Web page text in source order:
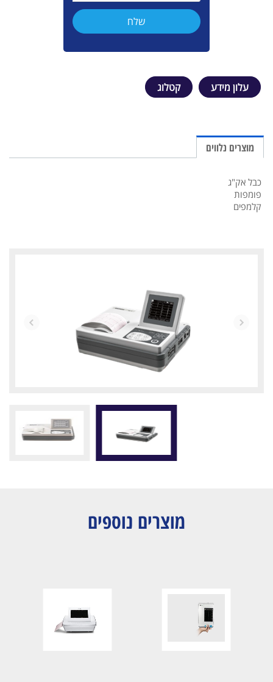
עלון מידע קטלוג
מוצרים נלווים
כבל אק"ג
פומפות
קלמפים
מוצרים נוספים